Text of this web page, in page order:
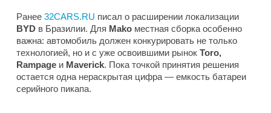
Ранее 32CARS.RU писал о расширении локализации
BYD в Бразилии. Для Mako местная сборка особенно
важна: автомобиль должен конкурировать не только
технологией, но и с уже освоившими рынок Toro,
Rampage и Maverick. Пока точкой принятия решения
остается одна нераскрытая цифра — емкость батареи
серийного пикапа.